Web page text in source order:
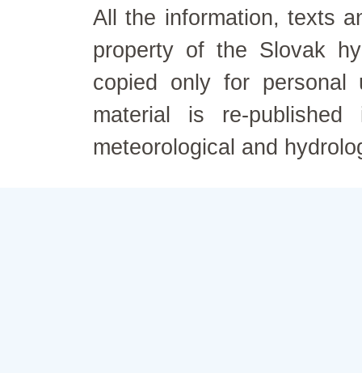
All the information, texts
property of the Slovak
copied only for personal
material is re-
meteorological and